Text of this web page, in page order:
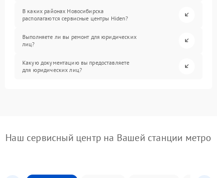
В каких районах Новосибирска
располагаются сервисные центры Hiden?
Выполняете ли вы ремонт для юридических
лиц?
Какую документацию вы предоставляете
для юридических лиц?
Наш сервисный центр на Вашей станции метро